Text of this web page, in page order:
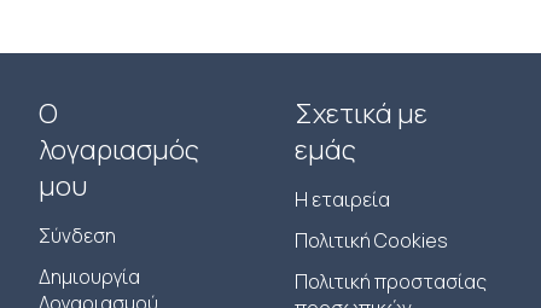
Ο
λογαριασμός
μου
Σύνδεση
Δημιουργία
Λογαριασμού
Σχετικά με
εμάς
Η εταιρεία
Πολιτική Cookies
Πολιτική προστασίας